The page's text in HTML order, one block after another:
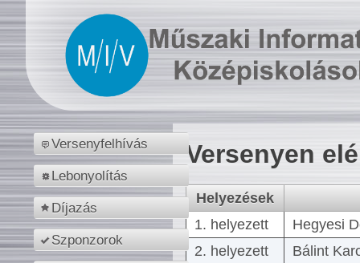
Versenyfelhívás
Lebonyolítás
Díjazás
Szponzorok
Versenyen
Helyezések
1. helyezett
Hegyesi
2. helyezett
Bálint